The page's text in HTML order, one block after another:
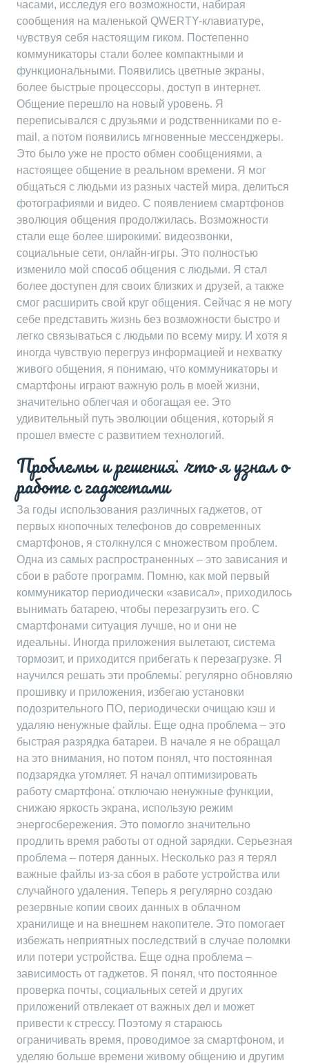
часами, исследуя его возможности, набирая
сообщения на маленькой QWERTY-клавиатуре,
чувствуя себя настоящим гиком. Постепенно
коммуникаторы стали более компактными и
функциональными. Появились цветные экраны,
более быстрые процессоры, доступ в интернет.
Общение перешло на новый уровень. Я
переписывался с друзьями и родственниками по e-
mail, а потом появились мгновенные мессенджеры.
Это было уже не просто обмен сообщениями, а
настоящее общение в реальном времени. Я мог
общаться с людьми из разных частей мира, делиться
фотографиями и видео. С появлением смартфонов
эволюция общения продолжилась. Возможности
стали еще более широкими⁚ видеозвонки,
социальные сети, онлайн-игры. Это полностью
изменило мой способ общения с людьми. Я стал
более доступен для своих близких и друзей, а также
смог расширить свой круг общения. Сейчас я не могу
себе представить жизнь без возможности быстро и
легко связываться с людьми по всему миру. И хотя я
иногда чувствую перегруз информацией и нехватку
живого общения, я понимаю, что коммуникаторы и
смартфоны играют важную роль в моей жизни,
значительно облегчая и обогащая ее. Это
удивительный путь эволюции общения, который я
прошел вместе с развитием технологий.
Проблемы и решения⁚ что я узнал о
работе с гаджетами
За годы использования различных гаджетов, от
первых кнопочных телефонов до современных
смартфонов, я столкнулся с множеством проблем.
Одна из самых распространенных – это зависания и
сбои в работе программ. Помню, как мой первый
коммуникатор периодически «зависал», приходилось
вынимать батарею, чтобы перезагрузить его. С
смартфонами ситуация лучше, но и они не
идеальны. Иногда приложения вылетают, система
тормозит, и приходится прибегать к перезагрузке. Я
научился решать эти проблемы⁚ регулярно обновляю
прошивку и приложения, избегаю установки
подозрительного ПО, периодически очищаю кэш и
удаляю ненужные файлы. Еще одна проблема – это
быстрая разрядка батареи. В начале я не обращал
на это внимания, но потом понял, что постоянная
подзарядка утомляет. Я начал оптимизировать
работу смартфона⁚ отключаю ненужные функции,
снижаю яркость экрана, использую режим
энергосбережения. Это помогло значительно
продлить время работы от одной зарядки. Серьезная
проблема – потеря данных. Несколько раз я терял
важные файлы из-за сбоя в работе устройства или
случайного удаления. Теперь я регулярно создаю
резервные копии своих данных в облачном
хранилище и на внешнем накопителе. Это помогает
избежать неприятных последствий в случае поломки
или потери устройства. Еще одна проблема –
зависимость от гаджетов. Я понял, что постоянное
проверка почты, социальных сетей и других
приложений отвлекает от важных дел и может
привести к стрессу. Поэтому я стараюсь
ограничивать время, проводимое за смартфоном, и
уделяю больше времени живому общению и другим